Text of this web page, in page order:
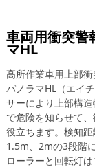
車両用衝突
マHL
高所作業車用上部
パノラマHL（エイ
サーにより上部構
で危険を知らせて
役立ちます。検知距
1.5m、2mの3段階
ローラーと回転灯